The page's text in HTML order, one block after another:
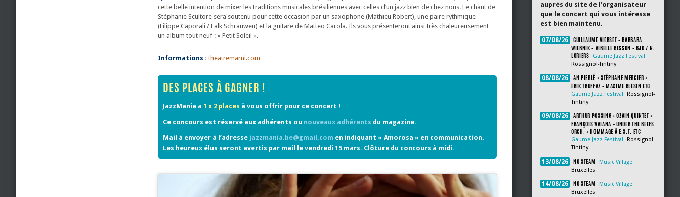
cette belle intention de mixer les traditions musicales brésiliennes avec celles d’un jazz bien de chez nous. Le chant de
Stéphanie Scultore sera soutenu pour cette occasion par un saxophone (Mathieu Robert), une paire rythmique
(Filippe Caporali / Falk Schrauwen) et la guitare de Matteo Carola. Ils vous présenteront ainsi très chaleureusement
un album tout neuf : « Petit Soleil ».
Informations : theatremarni.com
DES PLACES À GAGNER !
JazzMania a 1 x 2 places à vous offrir pour ce concert !
Ce concours est réservé aux adhérents ou nouveaux adhérents du magazine.
Mail à envoyer à l’adresse jazzmania.be@gmail.com en indiquant « Amorosa » en communication.
Les heureux élus seront avertis par mail le vendredi 15 mars. Clôture du concours à midi.
auprès du site de l’organisateur
que le concert qui vous intéresse
est bien maintenu.
07/08/26
GUILLAUME VIERSET + BARBARA
WIERNIK + AIRELLE BESSON + BJO / N.
LORIERS
Gaume Jazz Festival
Rossignol-Tintiny
08/08/26
AN PIERLÉ + STÉPHANE MERCIER +
ERIK TRUFFAZ + MAXIME BLESIN ETC
Gaume Jazz Festival
Rossignol-
Tintiny
09/08/26
ARTHUR POSSING + OZAIN QUINTET +
FRANÇOIS VAIANA + UNDER THE REEFS
ORCH. + HOMMAGE À E.S.T. ETC
Gaume Jazz Festival
Rossignol-
Tintiny
13/08/26 NO STEAM
Music Village
Bruxelles
14/08/26 NO STEAM
Music Village
Bruxelles